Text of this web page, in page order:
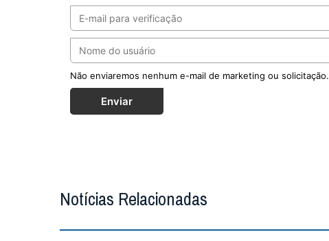
Não enviaremos nenhum e-mail de marketing ou solicitação.
Enviar
Notícias Relacionadas